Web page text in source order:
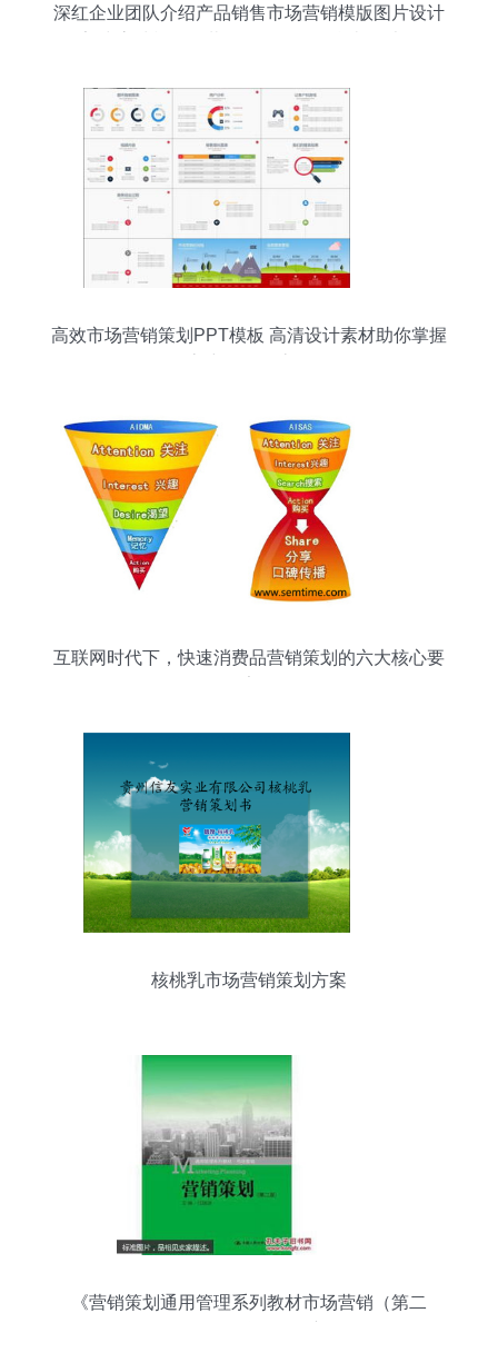
深红企业团队介绍产品销售市场营销模版图片设计
高效市场营销策划PPT模板 高清设计素材助你掌握
互联网时代下，快速消费品营销策划的六大核心要
核桃乳市场营销策划方案
《营销策划通用管理系列教材市场营销（第二